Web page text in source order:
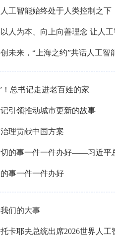
工智能始终处于人类控制之下
未来，“上海之约”共话人工智
！总书记走进老百姓的家
引领推动城市更新的故事
理贡献中国方案
的事一件一件办好——习近平
事一件一件办好
们的大事
卡耶夫总统出席2026世界人工